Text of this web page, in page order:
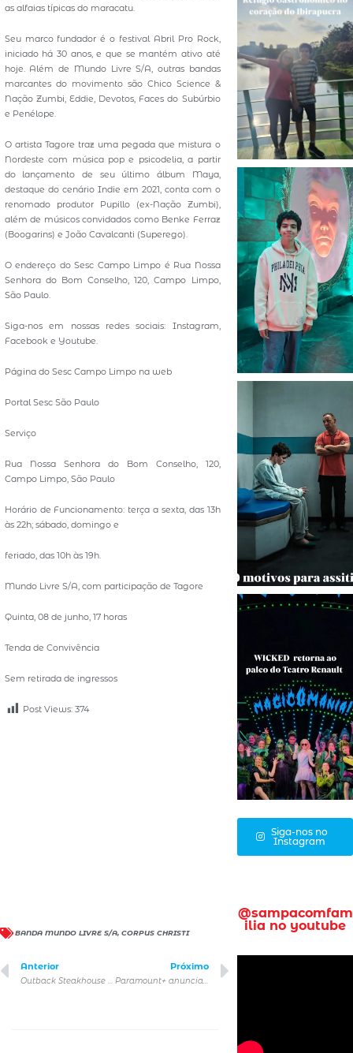
as alfaias típicas do maracatu.
Seu marco fundador é o festival Abril Pro Rock,
iniciado há 30 anos, e que se mantém ativo até
hoje. Além de Mundo Livre S/A, outras bandas
marcantes do movimento são Chico Science &
Nação Zumbi, Eddie, Devotos, Faces do Subúrbio
e Penélope.
O artista Tagore traz uma pegada que mistura o
Nordeste com música pop e psicodelia, a partir
do lançamento de seu último álbum Maya,
destaque do cenário Indie em 2021, conta com o
renomado produtor Pupillo (ex-Nação Zumbi),
além de músicos convidados como Benke Ferraz
(Boogarins) e João Cavalcanti (Superego).
O endereço do Sesc Campo Limpo é Rua Nossa
Senhora do Bom Conselho, 120, Campo Limpo,
São Paulo.
Siga-nos em nossas redes sociais: Instagram,
Facebook e Youtube.
Página do Sesc Campo Limpo na web
Portal Sesc São Paulo
Serviço
Rua Nossa Senhora do Bom Conselho, 120,
Campo Limpo, São Paulo
Horário de Funcionamento: terça a sexta, das 13h
às 22h; sábado, domingo e
feriado, das 10h às 19h.
Mundo Livre S/A, com participação de Tagore
Quinta, 08 de junho, 17 horas
Tenda de Convivência
Sem retirada de ingressos
Post Views: 374
BANDA MUNDO LIVRE S/A, CORPUS CHRISTI
Anterior Próximo
Siga-nos no
Instagram
@sampacomfam
ilia no youtube